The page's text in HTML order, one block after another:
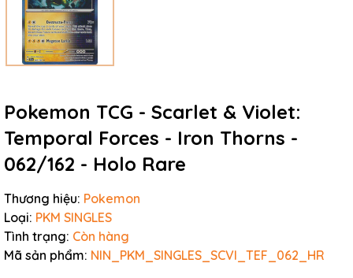
Pokemon TCG - Scarlet & Violet:
Temporal Forces - Iron Thorns -
062/162 - Holo Rare
Thương hiệu: Pokemon
Loại: PKM SINGLES
Tình trạng: Còn hàng
Mã sản phẩm: NIN_PKM_SINGLES_SCVI_TEF_062_HR